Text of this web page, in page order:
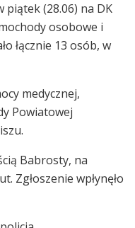
piątek (28.06) na DK
osobowe i
łącznie 13 osób, w
medycznej,
Powiatowej
Babrosty, na
Zgłoszenie wpłynęło